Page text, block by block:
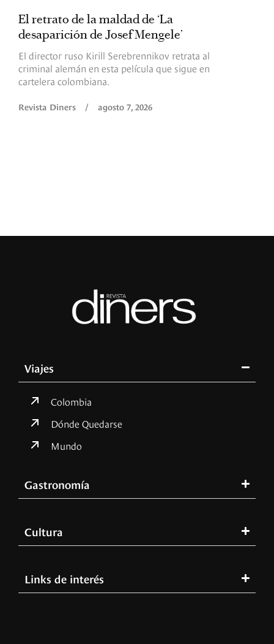
El retrato de la maldad de ‘La
desaparición de Josef Mengele’
El director ruso Kirill Serebrennikov retrata al
criminal alemán en esta película que sigue en
cartelera colombiana.
Revista Diners / agosto 7, 2026
Viajes
Colombia
Dónde Quedarse
Mundo
Gastronomía
Cultura
Links de interés